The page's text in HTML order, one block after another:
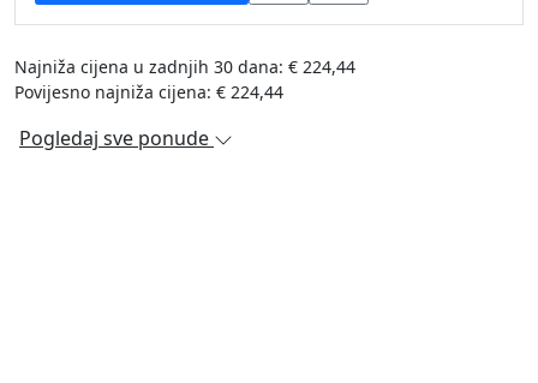
Najniža cijena u zadnjih 30 dana: € 224,44
Povijesno najniža cijena: € 224,44
Pogledaj sve ponude